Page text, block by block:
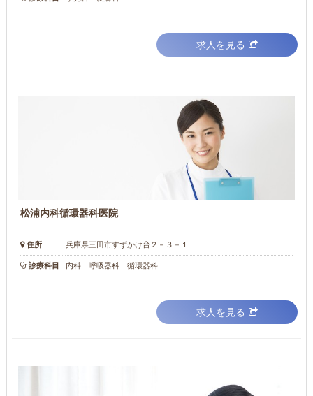
求人を見る
松浦内科循環器科医院
住所 兵庫県三田市すずかけ台２－３－１
診療科目 内科 呼吸器科 循環器科
求人を見る